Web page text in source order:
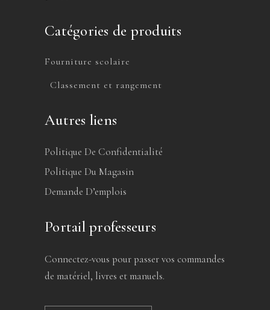
Catégories de produits
Fourniture scolaire
Classement et rangement
Autres liens
Politique De Confidentialité
Politique Du Magasin
Demande D’emplois
Portail professeurs
Connectez-vous pour passer vos commandes
de matériel, livres et manuels.